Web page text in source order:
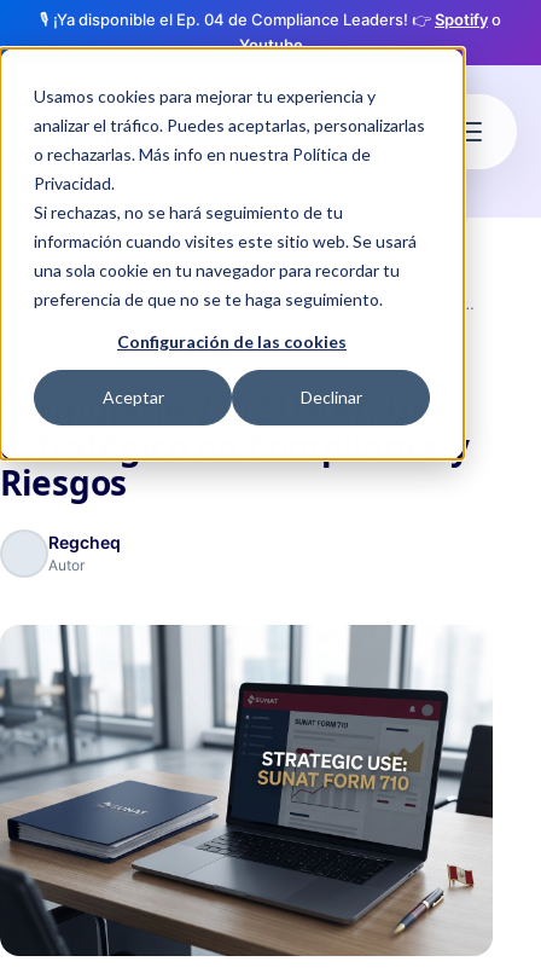
Usamos cookies para mejorar tu experiencia y
analizar el tráfico. Puedes aceptarlas, personalizarlas
o rechazarlas. Más info en nuestra Política de
Privacidad.
Si rechazas, no se hará seguimiento de tu
información cuando visites este sitio web. Se usará
una sola cookie en tu navegador para recordar tu
preferencia de que no se te haga seguimiento.
Configuración de las cookies
Aceptar Declinar
🎙️ ¡Ya disponible el Ep. 04 de Compliance Leaders! 👉Spotifyo
Youtube
Formulario 710 SUNAT: Uso estratégico en Compliance y Riesgos
schedule3 min de lectura
Formulario 710 SUNAT: Uso
estratégico en Compliance y
Riesgos
Regcheq
Autor